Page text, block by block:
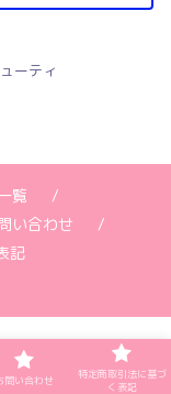
ーティ
覧
い合わせ
記
問い合わせ
特定商取引法に基づ
く表記